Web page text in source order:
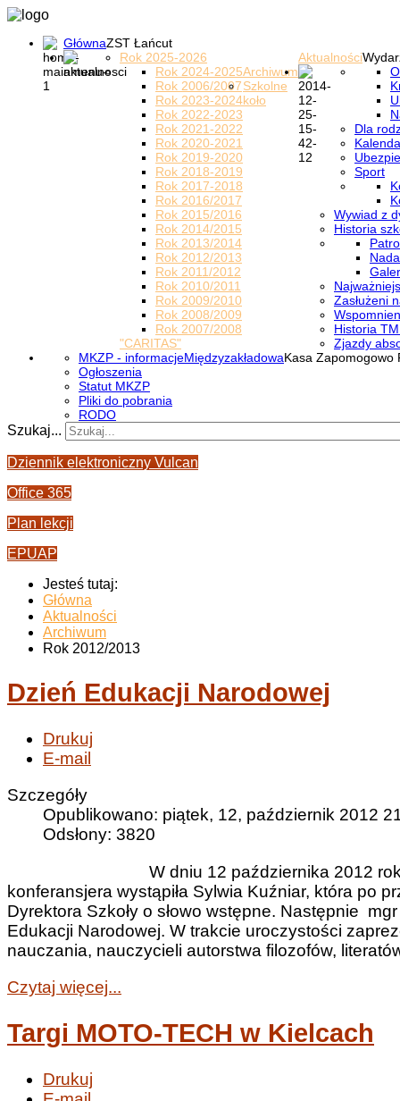
GłównaZST Łańcut
Aktualności
Rok 2025-2026
Archiwum
Rok 2024-2025
Rok 2006/2007
Rok 2023-2024
Rok 2022-2023
Rok 2021-2022
Rok 2020-2021
Rok 2019-2020
Rok 2018-2019
Rok 2017-2018
Rok 2016/2017
Rok 2015/2016
Rok 2014/2015
Rok 2013/2014
Rok 2012/2013
Rok 2011/2012
Rok 2010/2011
Rok 2009/2010
Rok 2008/2009
Rok 2007/2008
Szkolne
koło
"CARITAS"
Dla
Sport
Wywiad z
Historia
Zasłużeni
Historia
Zjazdy
MiędzyzakładowaKasa Zapomogowo
MKZP - informacje
Ogłoszenia
Statut MKZP
Pliki do pobrania
RODO
Szukaj...
Dziennik elektroniczny Vulcan
Office 365
Plan lekcji
EPUAP
Jesteś tutaj:
Główna
Aktualności
Archiwum
Rok 2012/2013
Dzień Edukacji Narodowej
Drukuj
E-mail
Szczegóły
Opublikowano: piątek, 12, październik 2012
Odsłony: 3820
W dniu 12 października 2012
konferansjera wystąpiła Sylwia Kuźniar, która po
Dyrektora Szkoły o słowo wstępne. Następnie
Edukacji Narodowej. W trakcie uroczystości
nauczania, nauczycieli autorstwa filozofów,
Czytaj więcej...
Targi MOTO-TECH w Kielcach
Drukuj